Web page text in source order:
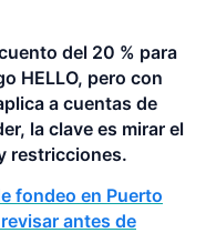
del 20 % para
HELLO, pero con
a cuentas de
la clave es mirar el
restricciones.
fondeo en Puerto
antes de